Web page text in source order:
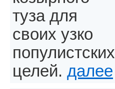
туза для
своих узко
популистских
целей. далее